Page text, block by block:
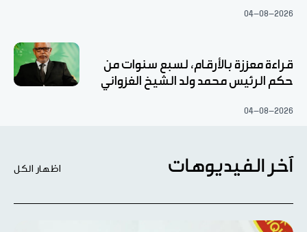
04-08-2026
قراءة معززة بالأرقام، لسبع سنوات من
حكم الرئيس محمد ولد الشيخ الغزواني
04-08-2026
آخر الفيديوهات اظهار الكل